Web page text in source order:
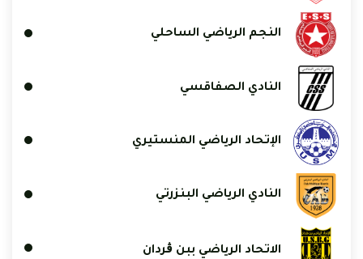
النجم الرياضي الساحلي
النادي الصفاقسي
الإتحاد الرياضي المنستيري
النادي الرياضي البنزرتي
الاتحاد الرياضي ببن ڨردان